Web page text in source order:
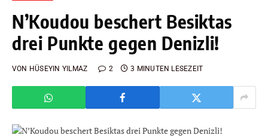
N’Koudou beschert Besiktas
drei Punkte gegen Denizli!
VON HÜSEYIN YILMAZ 2 3 MINUTEN LESEZEIT